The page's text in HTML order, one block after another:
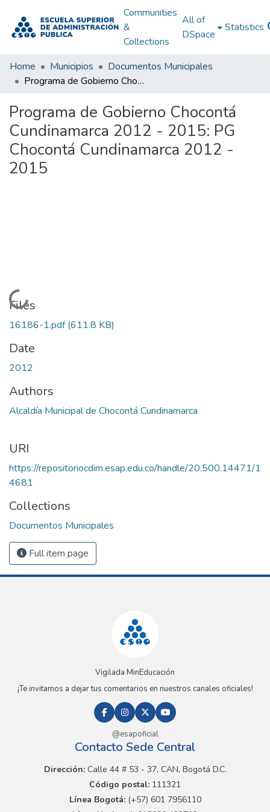
Communities
&
Collections
All of
DSpace
Statistics
Home Municipios
Documentos Municipales
Programa de Gobierno Chocontá Cundinamarca 2012 - 2015: PG Chocontá Cundinamarca 2012 - 2015
Programa de Gobierno Chocontá
Cundinamarca 2012 - 2015: PG
Chocontá Cundinamarca 2012 -
2015
Loading...
Files
16186-1.pdf(611.8 KB)
Date
2012
Authors
Alcaldía Municipal de Chocontá Cundinamarca
URI
https://repositoriocdim.esap.edu.co/handle/20.500.14471/1
4681
Collections
Documentos Municipales
Full item page
Vigilada MinEducación
¡Te invitamos a dejar tus comentarios en nuestros canales oficiales!
@esapoficial
Contacto Sede Central
Dirección:Calle 44 # 53 - 37, CAN, Bogotá D.C.
Código postal: 111321
Línea Bogotá:(+57) 601 7956110